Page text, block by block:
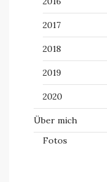
2017
2018
2019
2020
Über mich
Fotos